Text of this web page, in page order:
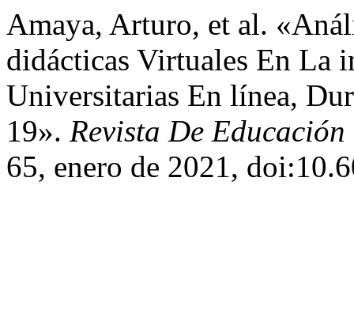
Amaya, Arturo, et al.
didácticas Virtuales En La
Universitarias En línea,
19». Revista De
65, enero de 2021,